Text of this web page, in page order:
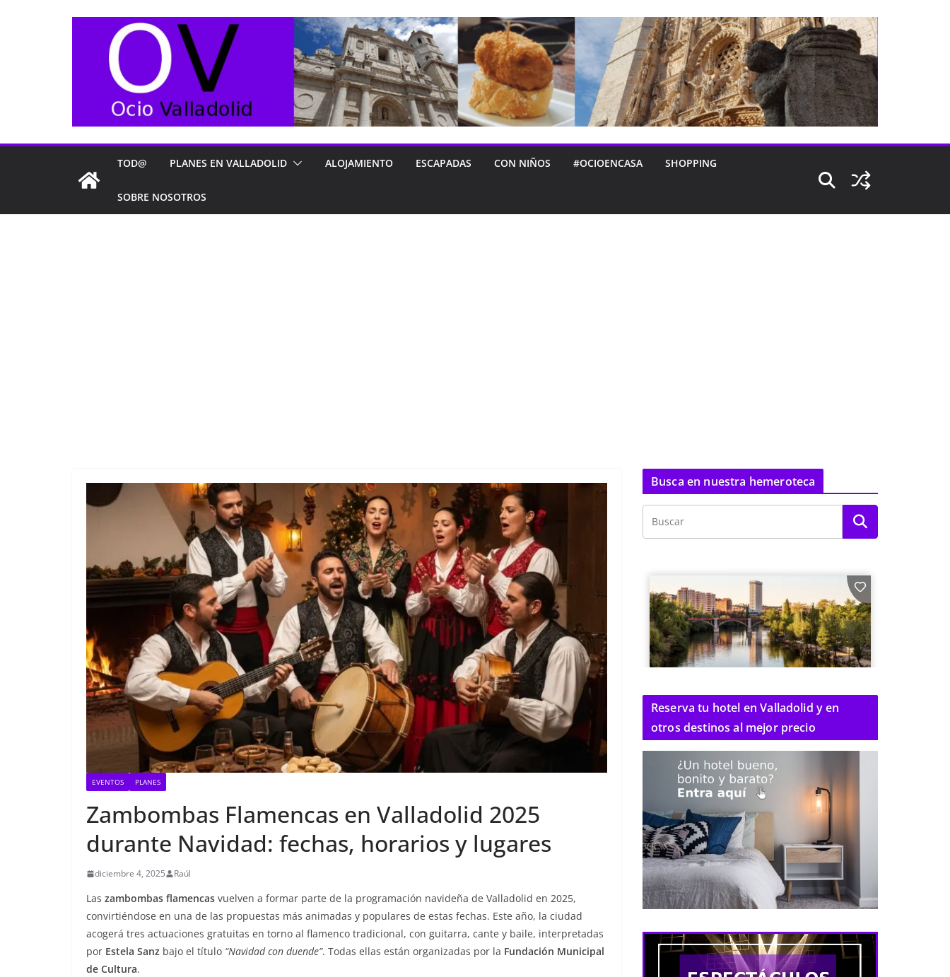
TOD@ PLANES EN VALLADOLID ALOJAMIENTO ESCAPADAS CON NIÑOS #OCIOENCASA SHOPPING
SOBRE NOSOTROS
EVENTOS PLANES
Zambombas Flamencas en Valladolid 2025
durante Navidad: fechas, horarios y lugares
diciembre 4, 2025 Raúl
Las zambombas flamencas vuelven a formar parte de la programación navideña de Valladolid en 2025,
convirtiéndose en una de las propuestas más animadas y populares de estas fechas. Este año, la ciudad
acogerá tres actuaciones gratuitas en torno al flamenco tradicional, con guitarra, cante y baile, interpretadas
por Estela Sanz bajo el título “Navidad con duende”. Todas ellas están organizadas por la Fundación Municipal
de Cultura.
Busca en nuestra hemeroteca
Reserva tu hotel en Valladolid y en
otros destinos al mejor precio